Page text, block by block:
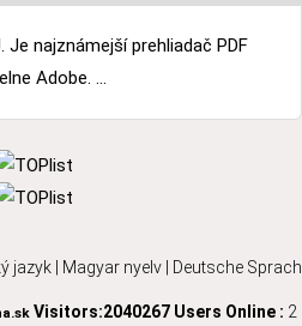
Je najznámejší prehliadač PDF
Adobe. ...
jazyk Magyar nyelv Deutsche
Visitors:2040267 Users Online : 2